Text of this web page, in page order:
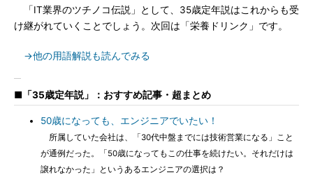
「IT業界のツチノコ伝説」として、35歳定年説はこれからも受
け継がれていくことでしょう。次回は「栄養ドリンク」です。
→他の用語解説も読んでみる
■「35歳定年説」：おすすめ記事・超まとめ
50歳になっても、エンジニアでいたい！
所属していた会社は、「30代中盤までには技術営業になる」こと
が通例だった。「50歳になってもこの仕事を続けたい。それだけは
譲れなかった」というあるエンジニアの選択は？